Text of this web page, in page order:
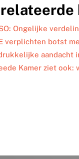
b
o
o
k
t
e
r
l
n
Ongelijke
verplichten botst
aandacht
Kamer ziet